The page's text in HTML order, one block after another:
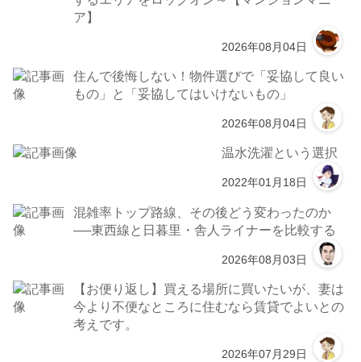
ア】
2026年08月04日
住んで後悔しない！物件選びで「妥協して良い
もの」と「妥協してはいけないもの」
2026年08月04日
温水洗濯という選択
2022年01月18日
混雑率トップ路線、その後どう変わったのか
──東西線と日暮里・舎人ライナーを比較する
2026年08月03日
【お便り返し】買える場所に買いたいが、妻は
今より不便なところに住むなら賃貸でよいとの
考えです。
2026年07月29日